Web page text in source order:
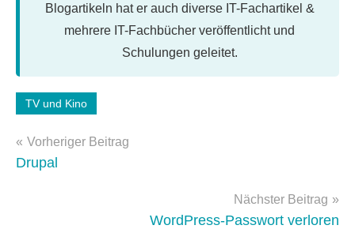
Blogartikeln hat er auch diverse IT-Fachartikel &
mehrere IT-Fachbücher veröffentlicht und
Schulungen geleitet.
TV und Kino
Beitragsnavigation
Vorheriger Beitrag
Drupal
Nächster Beitrag
WordPress-Passwort verloren